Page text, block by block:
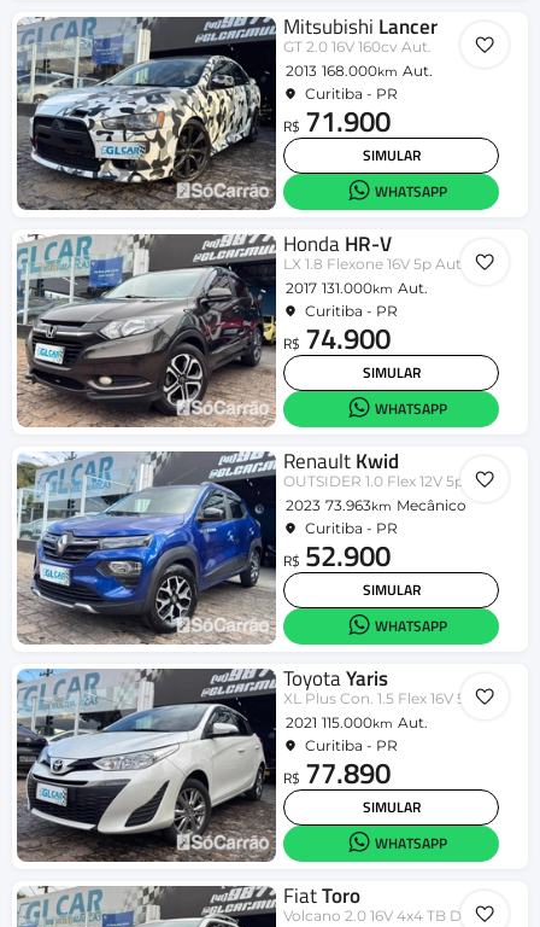
Mitsubishi Lancer
GT 2.0 16V 160cv Aut.
2013 168.000km Aut.
Curitiba - PR
R$ 71.900
SIMULAR
WHATSAPP
HondaHR-V
LX 1.8 Flexone 16V 5p Aut.
2017 131.000km Aut.
Curitiba - PR
R$ 74.900
SIMULAR
WHATSAPP
RenaultKwid
OUTSIDER 1.0 Flex 12V 5p Mec.
2023 73.963km Mecânico
Curitiba - PR
R$ 52.900
SIMULAR
WHATSAPP
ToyotaYaris
XL Plus Con. 1.5 Flex 16V 5p Aut.
2021 115.000km Aut.
Curitiba - PR
R$ 77.890
SIMULAR
WHATSAPP
FiatToro
Volcano 2.0 16V 4x4 TB Diesel Aut.